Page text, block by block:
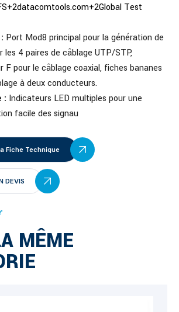
+2datacomtools.com+2Global Test
Port Mod8 principal pour la génération de
les 4 paires de câblage UTP/STP,
F pour le câblage coaxial, fiches bananes
à deux conducteurs.
: Indicateurs LED multiples pour une
facile des signau
Fiche Technique
DEVIS
MÊME